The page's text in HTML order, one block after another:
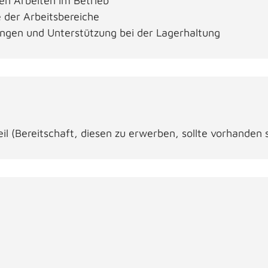
Arbeitsbereiche
und Unterstützung bei der Lagerhaltung
(Bereitschaft, diesen zu erwerben, sollte vorhanden